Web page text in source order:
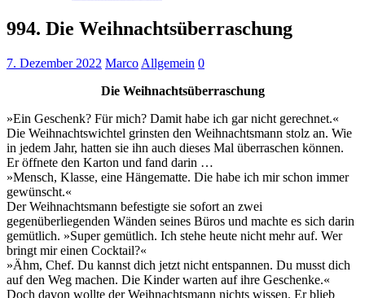
994. Die Weihnachtsüberraschung
7. Dezember 2022 Marco Allgemein 0
Die Weihnachtsüberraschung
»Ein Geschenk? Für mich? Damit habe ich gar nicht gerechnet.«
Die Weihnachtswichtel grinsten den Weihnachtsmann stolz an. Wie
in jedem Jahr, hatten sie ihn auch dieses Mal überraschen können.
Er öffnete den Karton und fand darin …
»Mensch, Klasse, eine Hängematte. Die habe ich mir schon immer
gewünscht.«
Der Weihnachtsmann befestigte sie sofort an zwei
gegenüberliegenden Wänden seines Büros und machte es sich darin
gemütlich. »Super gemütlich. Ich stehe heute nicht mehr auf. Wer
bringt mir einen Cocktail?«
»Ähm, Chef. Du kannst dich jetzt nicht entspannen. Du musst dich
auf den Weg machen. Die Kinder warten auf ihre Geschenke.«
Doch davon wollte der Weihnachtsmann nichts wissen. Er blieb